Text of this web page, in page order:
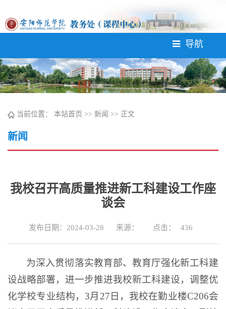
导航
新闻
当前位置： 本站首页 >> 新闻 >> 正文
我校召开高质量推进新工科建设工作座
谈会
发布日期：2024-03-28 来源： 点击： 436
为深入贯彻落实教育部、教育厅强化新工科建
设战略部署，进一步推进我校新工科建设，调整优
化学校专业结构，3月27日，我校在勤业楼C206会